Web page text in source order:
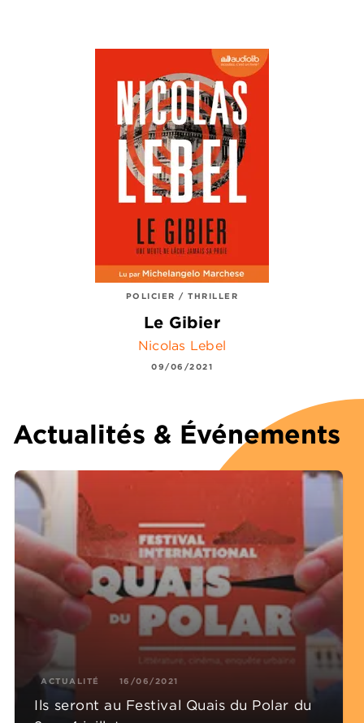
POLICIER / THRILLER
Le Gibier
Nicolas Lebel
09/06/2021
Actualités & Événements
ACTUALITÉ 16/06/2021
Ils seront au Festival Quais du Polar du